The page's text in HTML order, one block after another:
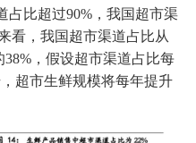
占比超过90%，我国超市渠
看，我国超市渠道占比从
38%，假设超市渠道占比每
超市生鲜规模将每年提升